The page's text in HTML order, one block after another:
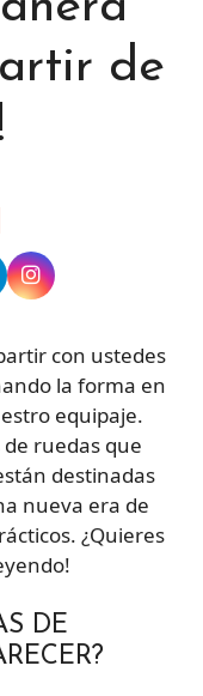
de
con ustedes
la forma en
equipaje.
de ruedas que
destinadas
nueva era de
¿Quieres
DE